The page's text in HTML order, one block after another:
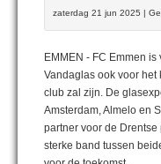
zaterdag 21 jun 2025 |
EMMEN - FC Emmen
Vandaglas ook voor
club zal zijn. De
Amsterdam, Almelo en
partner voor de
sterke band tussen